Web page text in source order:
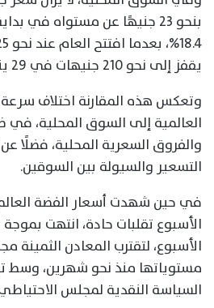
بنحو 23 جنيهًا عن مستواه في
يقفز إلى نحو 210 جنيهات في 29 يناير.
وتعكس هذه المقارنة اختلاف سرعة
العالمية إلى السوق المحلية، في
والفروق السعرية المحلية، فضلًا
التسعير والسيولة بين السوقين.
في حين شهدت أسعار الفضة
الأسبوع تقلبات حادة، انتهت
الأسبوع، لتقترب المعادن الثمينة
مستوياتها منذ نحو شهرين، وسط
السياسة النقدية لمجلس